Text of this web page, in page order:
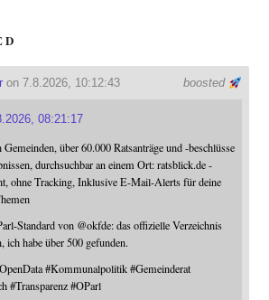
boosted
on 7.8.2026, 10:12:43
08:21:17
über 60.000 Ratsanträge und -beschlüsse
durchsuchbar an einem Ort: ratsblick.de -
ohne Tracking, Inklusive E-Mail-Alerts für deine
Standard von @okfde: das offizielle Verzeichnis
ich habe über 500 gefunden.
#Kommunalpolitik #Gemeinderat
#Transparenz #OParl